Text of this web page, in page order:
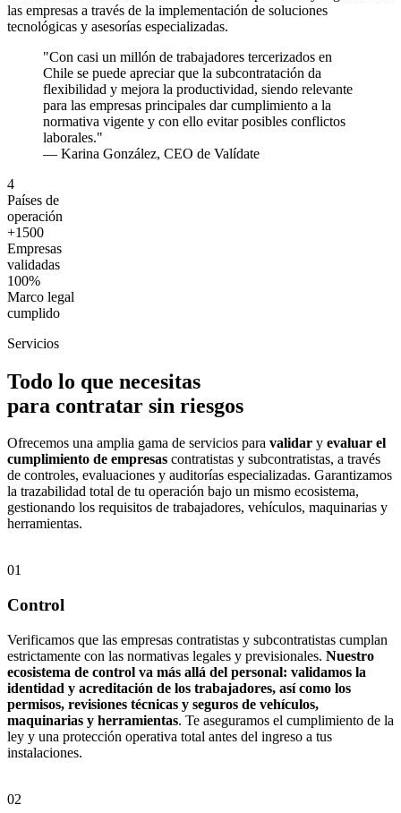
las empresas a través de la implementación de soluciones
tecnológicas y asesorías especializadas.
"Con casi un millón de trabajadores tercerizados en
Chile se puede apreciar que la subcontratación da
flexibilidad y mejora la productividad, siendo relevante
para las empresas principales dar cumplimiento a la
normativa vigente y con ello evitar posibles conflictos
laborales."
— Karina González, CEO de Valídate
4
Países de
operación
+1500
Empresas
validadas
100%
Marco legal
cumplido
Servicios
Todo lo que necesitas
para contratar sin riesgos
Ofrecemos una amplia gama de servicios para validar y evaluar el
cumplimiento de empresas contratistas y subcontratistas, a través
de controles, evaluaciones y auditorías especializadas. Garantizamos
la trazabilidad total de tu operación bajo un mismo ecosistema,
gestionando los requisitos de trabajadores, vehículos, maquinarias y
herramientas.
01
Control
Verificamos que las empresas contratistas y subcontratistas cumplan
estrictamente con las normativas legales y previsionales. Nuestro
ecosistema de control va más allá del personal: validamos la
identidad y acreditación de los trabajadores, así como los
permisos, revisiones técnicas y seguros de vehículos,
maquinarias y herramientas. Te aseguramos el cumplimiento de la
ley y una protección operativa total antes del ingreso a tus
instalaciones.
02